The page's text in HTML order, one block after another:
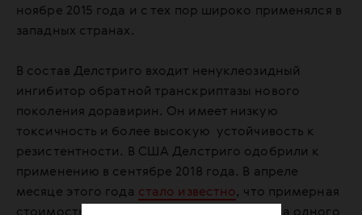
ноябре 2015 года и с тех пор широко применялся в
западных странах.
В состав Делстриго входит ненуклеозидный
ингибитор обратной транскриптазы нового
поколения доравирин. Он имеет низкую
токсичность и более высокую устойчивость к
резистентности. В США Делстриго одобрили к
применению в сентябре 2018 года. В апреле
месяце этого года стало известно, что примерная